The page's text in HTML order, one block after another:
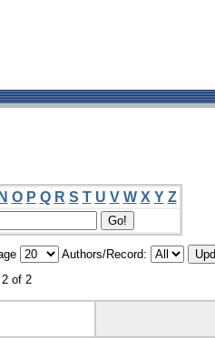
N O P Q R S T U V W X Y Z
Authors/Record:
of 2